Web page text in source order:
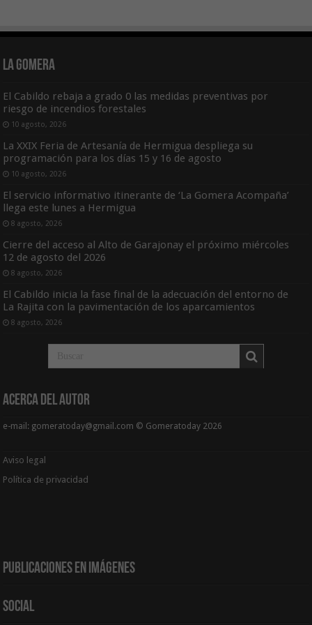
La Gomera
El Cabildo rebaja a grado 0 las medidas preventivas por
riesgo de incendios forestales
10 agosto, 2026
La XXIX Feria de Artesanía de Hermigua despliega su
programación para los días 15 y 16 de agosto
10 agosto, 2026
El servicio informativo itinerante de ‘La Gomera Acompaña’
llega este lunes a Hermigua
8 agosto, 2026
Cierre del acceso al Alto de Garajonay el próximo miércoles
12 de agosto del 2026
8 agosto, 2026
El Cabildo inicia la fase final de la adecuación del entorno de
La Rajita con la pavimentación de los aparcamientos
8 agosto, 2026
Acerca del Autor
e-mail: gomeratoday@gmail.com © Gomeratoday 2026
Aviso legal
Política de privacidad
Publicaciones en Imágenes
Social